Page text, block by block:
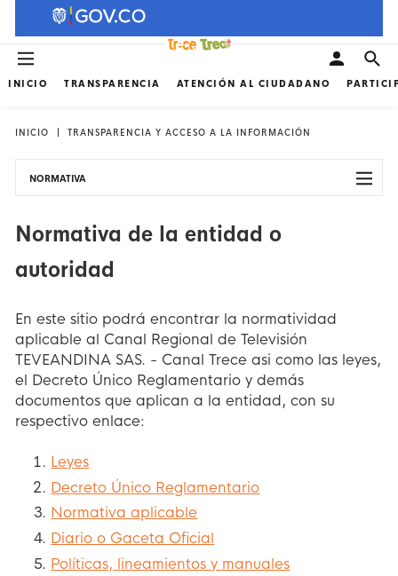
INICIO TRANSPARENCIA ATENCIÓN AL CIUDADANO
INICIO TRANSPARENCIA Y ACCESO A LA INFORMACIÓN
NORMATIVA
Normativa de la entidad o
autoridad
En este sitio podrá encontrar la normatividad
aplicable al Canal Regional de Televisión
TEVEANDINA SAS. - Canal Trece asi como las leyes,
el Decreto Único Reglamentario y demás
documentos que aplican a la entidad, con su
respectivo enlace:
Leyes
Decreto Único Reglamentario
Normativa aplicable
Diario o Gaceta Oficial
Políticas, lineamientos y manuales